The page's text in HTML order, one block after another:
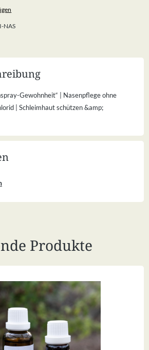
NAS
Gewohnheit“ | Nasenpflege ohne
| Schleimhaut schützen &amp;
Produkte